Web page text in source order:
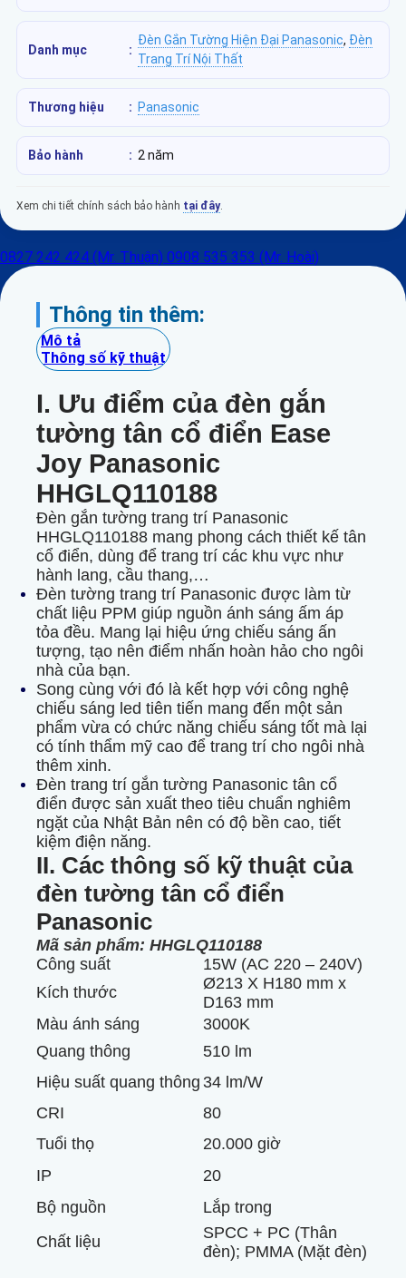
Danh mục :
Đèn Gắn Tường Hiện Đại Panasonic, Đèn
Trang Trí Nội Thất
Thương hiệu : Panasonic
Bảo hành : 2 năm
Xem chi tiết chính sách bảo hành tại đây.
0827 242 424 (Mr. Thuận) 0908 535 353 (Mr. Hoài)
Thông tin thêm:
Mô tả
Thông số kỹ thuật
I. Ưu điểm của đèn gắn
tường tân cổ điển Ease
Joy Panasonic
HHGLQ110188
Đèn gắn tường trang trí Panasonic
HHGLQ110188 mang phong cách thiết kế tân
cổ điển, dùng để trang trí các khu vực như
hành lang, cầu thang,…
Đèn tường trang trí Panasonic được làm từ
chất liệu PPM giúp nguồn ánh sáng ấm áp
tỏa đều. Mang lại hiệu ứng chiếu sáng ấn
tượng, tạo nên điểm nhấn hoàn hảo cho ngôi
nhà của bạn.
Song cùng với đó là kết hợp với công nghệ
chiếu sáng led tiên tiến mang đến một sản
phẩm vừa có chức năng chiếu sáng tốt mà lại
có tính thẩm mỹ cao để trang trí cho ngôi nhà
thêm xinh.
Đèn trang trí gắn tường Panasonic tân cổ
điển được sản xuất theo tiêu chuẩn nghiêm
ngặt của Nhật Bản nên có độ bền cao, tiết
kiệm điện năng.
II. Các thông số kỹ thuật của
đèn tường tân cổ điển
Panasonic
Mã sản phẩm: HHGLQ110188
Công suất
15W (AC 220 – 240V)
Kích thước
Ø213 X H180 mm x
D163 mm
Màu ánh sáng
3000K
Quang thông
510 lm
Hiệu suất quang thông 34 lm/W
CRI
80
Tuổi thọ
20.000 giờ
IP
20
Bộ nguồn
Lắp trong
Chất liệu
SPCC + PC (Thân
đèn); PMMA (Mặt đèn)